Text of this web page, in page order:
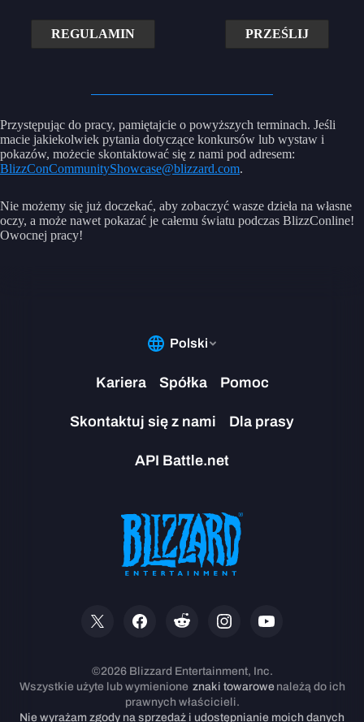
REGULAMIN PRZEŚLIJ
Przystępując do pracy, pamiętajcie o powyższych terminach. Jeśli
macie jakiekolwiek pytania dotyczące konkursów lub wystaw i
pokazów, możecie skontaktować się z nami pod adresem:
BlizzConCommunityShowcase@blizzard.com.
Nie możemy się już doczekać, aby zobaczyć wasze dzieła na własne
oczy, a może nawet pokazać je całemu światu podczas BlizzConline!
Owocnej pracy!